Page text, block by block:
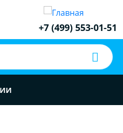
+7 (499) 553-01-51